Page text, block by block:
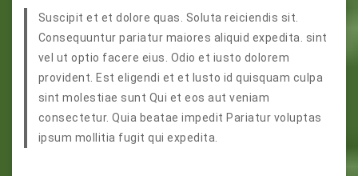
Suscipit et et dolore quas. Soluta reiciendis sit.
Consequuntur pariatur maiores aliquid expedita. sint
vel ut optio facere eius. Odio et iusto dolorem
provident. Est eligendi et et Iusto id quisquam culpa
sint molestiae sunt Qui et eos aut veniam
consectetur. Quia beatae impedit Pariatur voluptas
ipsum mollitia fugit qui expedita.